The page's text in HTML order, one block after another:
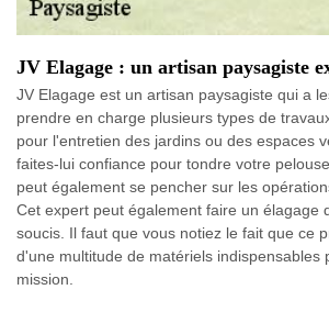
JV Elagage : un artisan paysagiste
JV Elagage est un artisan paysagiste qui a
prendre en charge plusieurs types de
pour l'entretien des jardins ou des espaces
faites-lui confiance pour tondre votre
peut également se pencher sur les
Cet expert peut également faire un élagage
soucis. Il faut que vous notiez le fait que ce
d'une multitude de matériels indispensables
mission.